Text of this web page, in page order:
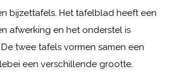
bijzettafels. Het tafelblad heeft een
afwerking en het onderstel is
twee tafels vormen samen een
een verschillende grootte.